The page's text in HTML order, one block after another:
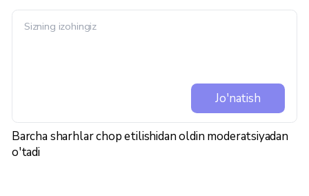
Jo'natish
Barcha sharhlar chop etilishidan oldin moderatsiyadan
o'tadi